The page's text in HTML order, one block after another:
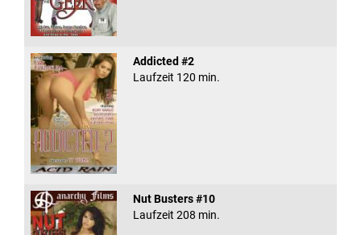
Addicted #2
Laufzeit 120 min.
Nut Busters #10
Laufzeit 208 min.